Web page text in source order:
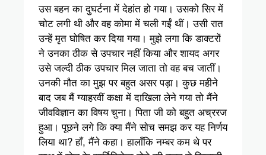
उस बहन का दुघर्टना में देहांत हो गया। उसको सिर में
चोट लगी थी और वह कोमा में चली गईं थीं। उसी रात
उन्हें मृत घोषित कर दिया गया। मुझे लगा कि डाक्टरों
ने उनका ठीक से उपचार नहीं किया और शायद अगर
उसे जल्दी ठीक उपचार मिल जाता तो वह बच जातीं।
उनकी मौत का मुझ पर बहुत असर पड़ा। कुछ महीने
बाद जब मैं ग्याहरवीं कक्षा में दाखिला लेने गया तो मैंने
जीवविज्ञान का विषय चुना। पिता जी को बहुत अच्ररज
हुआ। पूछने लगे कि क्या मैंने सोच समझ कर यह निर्णय
लिया था? हाँ, मैंने कहा। हालाँकि नम्बर कम थे पर